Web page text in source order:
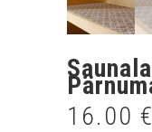
16.00 €